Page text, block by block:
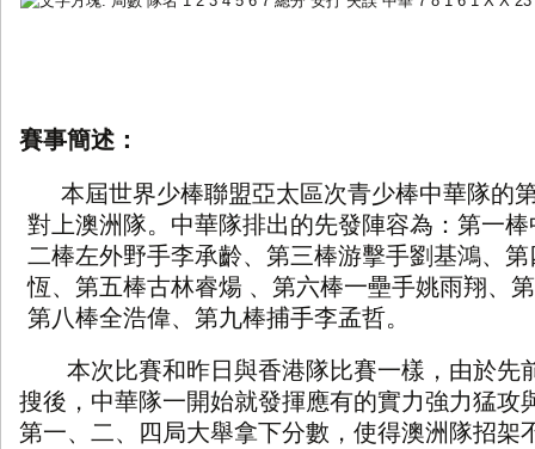
賽事簡述：
本屆世界少棒聯盟亞太區次青少棒中華隊的
對上澳洲隊。中華隊排出的先發陣容為：第一棒
二棒左外野手李承齡、第三棒游擊手劉基鴻、第
恆、第五棒古林睿煬 、第六棒一壘手姚雨翔、
第八棒全浩偉、第九棒捕手李孟哲。
本次比賽和昨日與香港隊比賽一樣，由於先
搜後，中華隊一開始就發揮應有的實力強力猛攻
第一、二、四局大舉拿下分數，使得澳洲隊招架